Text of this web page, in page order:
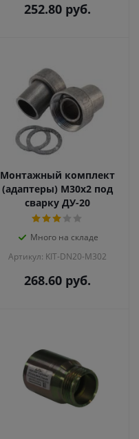
252.80 руб.
Монтажный комплект
(адаптеры) М30х2 под
сварку ДУ-20
Много на складе
Артикул: KIT-DN20-M302
268.60 руб.